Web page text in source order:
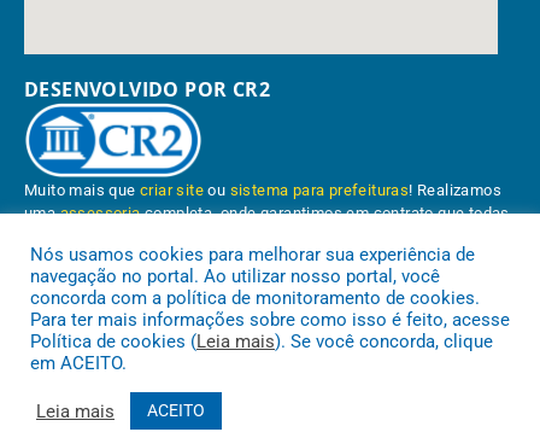
DESENVOLVIDO POR CR2
Muito mais quecriar site ou sistema para prefeituras! Realizamos
umaassessoriacompleta, onde garantimos em contrato que todas
Conheça oPNTP e oRadar da Transparência Pública
Nós usamos cookies para melhorar sua experiência de
navegação no portal. Ao utilizar nosso portal, você
concorda com a política de monitoramento de cookies.
Para ter mais informações sobre como isso é feito, acesse
Política de cookies (Leia mais). Se você concorda, clique
em ACEITO.
Leia mais ACEITO